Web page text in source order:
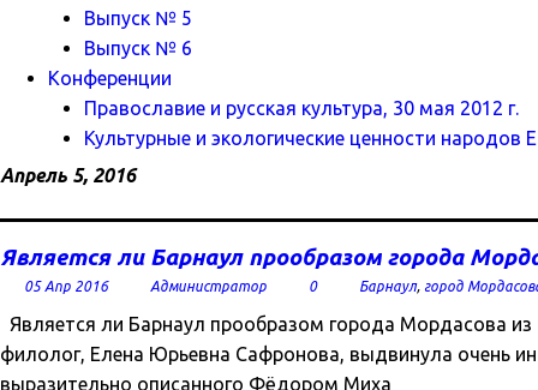
Выпуск № 5
Выпуск № 6
Конференции
Православие и русская культура, 30 мая 2012 г.
Культурные и экологические ценности народов
Апрель 5, 2016
Является ли Барнаул прообразом города
05 Апр 2016 Администратор 0 Барнаул, город
Является ли Барнаул прообразом города Мордасова
филолог, Елена Юрьевна Сафронова, выдвинула очень
выразительно описанного Фёдором Миха